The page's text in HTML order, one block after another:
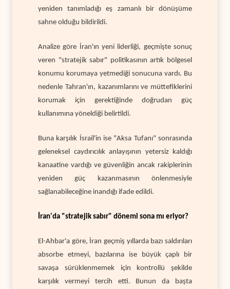
yeniden tanımladığı eş zamanlı bir dönüşüme
sahne olduğu bildirildi.
Analize göre İran'ın yeni liderliği, geçmişte sonuç
veren "stratejik sabır" politikasının artık bölgesel
konumu korumaya yetmediği sonucuna vardı. Bu
nedenle Tahran'ın, kazanımlarını ve müttefiklerini
korumak için gerektiğinde doğrudan güç
kullanımına yöneldiği belirtildi.
Buna karşılık İsrail'in ise "Aksa Tufanı" sonrasında
geleneksel caydırıcılık anlayışının yetersiz kaldığı
kanaatine vardığı ve güvenliğin ancak rakiplerinin
yeniden güç kazanmasının önlenmesiyle
sağlanabileceğine inandığı ifade edildi.
İran'da "stratejik sabır" dönemi sona mı eriyor?
El-Ahbar'a göre, İran geçmiş yıllarda bazı saldırıları
absorbe etmeyi, bazılarına ise büyük çaplı bir
savaşa sürüklenmemek için kontrollü şekilde
karşılık vermeyi tercih etti. Bunun da başta